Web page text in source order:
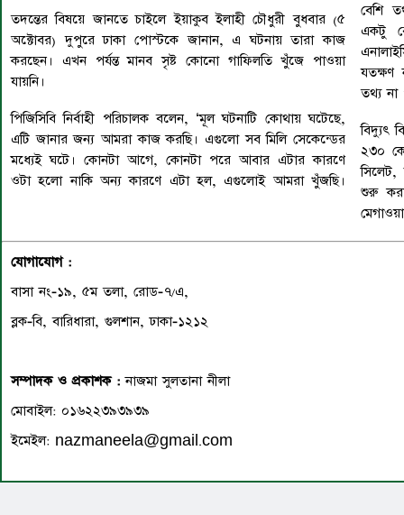
তদন্তের বিষয়ে জানতে চাইলে ইয়াকুব ইলাহী চৌধুরী বুধবার (৫
অক্টোবর) দুপুরে ঢাকা পোস্টকে জানান, এ ঘটনায় তারা কাজ
করছেন। এখন পর্যন্ত মানব সৃষ্ট কোনো গাফিলতি খুঁজে পাওয়া
যায়নি।
পিজিসিবি নির্বাহী পরিচালক বলেন, ‘মূল ঘটনাটি কোথায় ঘটেছে,
এটি জানার জন্য আমরা কাজ করছি। এগুলো সব মিলি সেকেন্ডের
মধ্যেই ঘটে। কোনটা আগে, কোনটা পরে আবার এটার কারণে
ওটা হলো নাকি অন্য কারণে এটা হল, এগুলোই আমরা খুঁজছি।
বেশি
একটু
যতক্ষণ
তথ্য না
বিদ্যুৎ
২৩০
সিলেট,
শুরু
যোগাযোগ :
বাসা নং-১৯, ৫ম তলা, রোড-৭/এ,
ব্লক-বি, বারিধারা, গুলশান, ঢাকা-১২১২
সম্পাদক ও প্রকাশক : নাজমা সুলতানা নীলা
মোবাইল: ০১৬২২৩৯৩৯৩৯
ইমেইল: nazmaneela@gmail.com